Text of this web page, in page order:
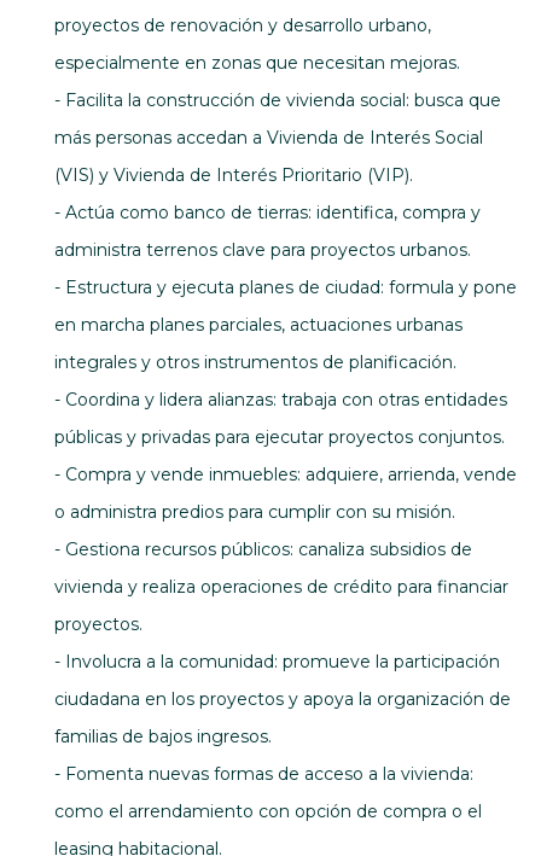
proyectos de renovación y desarrollo urbano,
especialmente en zonas que necesitan mejoras.
- Facilita la construcción de vivienda social: busca que
más personas accedan a Vivienda de Interés Social
(VIS) y Vivienda de Interés Prioritario (VIP).
- Actúa como banco de tierras: identifica, compra y
administra terrenos clave para proyectos urbanos.
- Estructura y ejecuta planes de ciudad: formula y pone
en marcha planes parciales, actuaciones urbanas
integrales y otros instrumentos de planificación.
- Coordina y lidera alianzas: trabaja con otras entidades
públicas y privadas para ejecutar proyectos conjuntos.
- Compra y vende inmuebles: adquiere, arrienda, vende
o administra predios para cumplir con su misión.
- Gestiona recursos públicos: canaliza subsidios de
vivienda y realiza operaciones de crédito para financiar
proyectos.
- Involucra a la comunidad: promueve la participación
ciudadana en los proyectos y apoya la organización de
familias de bajos ingresos.
- Fomenta nuevas formas de acceso a la vivienda:
como el arrendamiento con opción de compra o el
leasing habitacional.